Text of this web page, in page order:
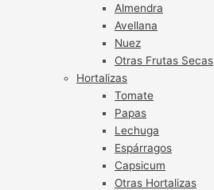
Almendra
Avellana
Nuez
Otras Frutas Secas
Hortalizas
Tomate
Papas
Lechuga
Espárragos
Capsicum
Otras Hortalizas